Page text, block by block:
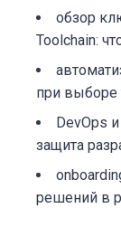
обзор
Toolchain:
при выборе
DevOps
защита
решений в